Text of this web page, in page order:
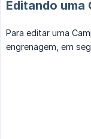
Editando uma
Para editar uma
engrenagem, em